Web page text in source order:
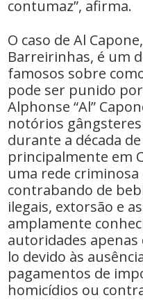
contumaz”, afirma.
O caso de Al
Barreirinhas, é um
famosos sobre
pode ser punido
Alphonse “Al”
notórios
durante a década
principalmente em
uma rede criminosa
contrabando de
ilegais, extorsão e
amplamente
autoridades
lo devido às
pagamentos de
homicídios ou